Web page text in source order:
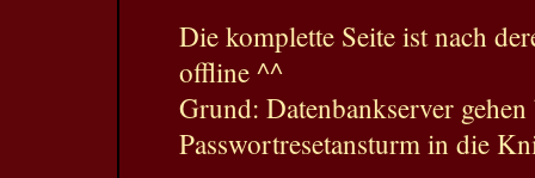
Die komplette Seite ist nach
offline ^^
Grund: Datenbankserver
Passwortresetansturm in die